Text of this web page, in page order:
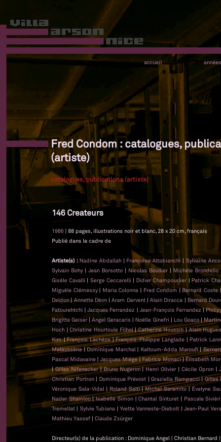
accueil années
Fred Condom : catalogues,
(artiste)
catalogues, publications (artiste)
146 Createurs
1986 | 88 pages, illustrations noir et blanc, 28 x 20 cm, français
Publié dans le cadre de
Artiste(s) : Nadine Abdallah| Françoise Altobianchi |Sylvaine
Sylvain Bohy| Jean Borsotto | Nicolas Boullier | Michèle Brondello
Gisèle Cavalli |Serge Ceccarelli | Didier Champourlier| Patrick
Miguèle Clémessy| Maria Colonna | Fred Condom|Bernard Coste
Deldon|Annette Déon|Aram Dervent|Alain Diracca | Bernard
Fatourehtchi |Jacques Ferrandez | Jean-François Ferrandez|
Brigitte Geiser|Angel Geracaris | Noëlle Ginefri | Lou Goaco|
Hoch |Christine Hourtoule Filhol|Catherine Houssin|Alain
Kim|François Lachéze|François-Philippe Langlade| Patrick
Malausséna|Dominique Marchal | Kaltoum-Adda Maroufi|
Pascal Midavaine |Jacques Miège|Fabrice Monaci|Élisabeth
|Gilles Nifenecker|Bruno Nugeron|Henri Olivier |Cécile Opron|
Christian Portron| Dominique Prévost |Graziella Rampacci|Gilles
Véronique Sala-Vidal | Roland Salti|Michel Saramito|Évelyne
Nader Shamloo|Isabelle Simon|Chantal Sinturet | Pascale Siviéri
Tremellat | Sylvie Tubiana | Yvette Vanneste-Diebolt |Jean-Paul
Mathieu Yassef | Claude Zsürger
Directeur(s) de la publication : Dominique Angel | Christian